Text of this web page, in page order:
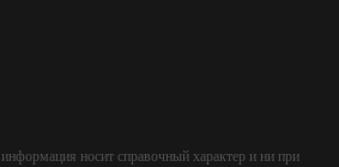
информация носит справочный характер и ни при